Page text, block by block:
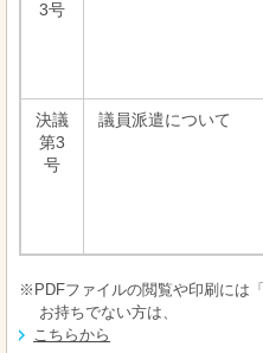
3号
決議
第3
号
議員派遣について
※PDFファイルの閲覧や印刷には「
お持ちでない方は、
こちらから